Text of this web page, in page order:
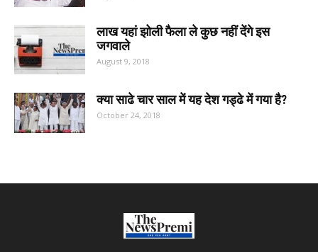
लाख यहां झोली फैला ले कुछ नहीं देंगे इस
जगवाले
August 9, 2018
क्या साढे चार साल में यह देश गड्ढे में गया है?
October 24, 2018